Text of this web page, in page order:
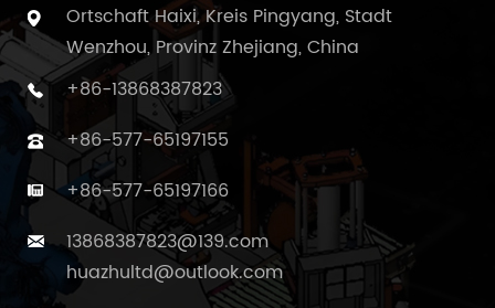
Ortschaft Haixi, Kreis Pingyang, Stadt
Wenzhou, Provinz Zhejiang, China
+86-13868387823
+86-577-65197155
+86-577-65197166
13868387823@139.com
huazhultd@outlook.com